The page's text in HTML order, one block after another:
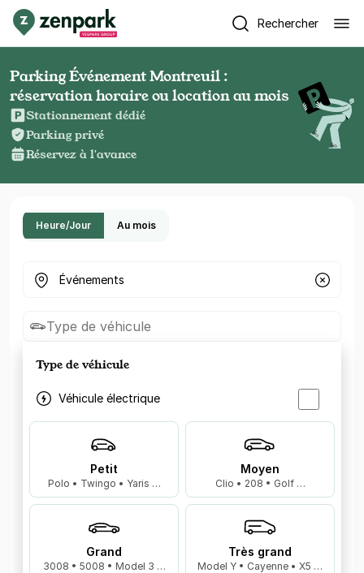
Rechercher
Parking Événement Montreuil :
réservation horaire ou location au mois
Stationnement dédié
Parking privé
Réservez à l'avance
Heure/Jour Au mois
Où cherchez-vous un parking ?
Type de véhicule
Type de véhicule
Véhicule électrique
Petit
Polo • Twingo • Yaris …
Moyen
Clio • 208 • Golf …
Grand
3008 • 5008 • Model 3 …
Très grand
Model Y • Cayenne • X5 …